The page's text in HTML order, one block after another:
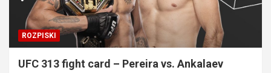
ROZPISKI
UFC 313 fight card – Pereira vs. Ankalaev